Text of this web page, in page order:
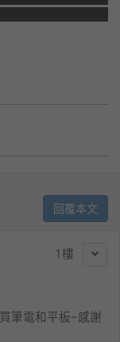
回覆本文
1
筆電和平板~感謝